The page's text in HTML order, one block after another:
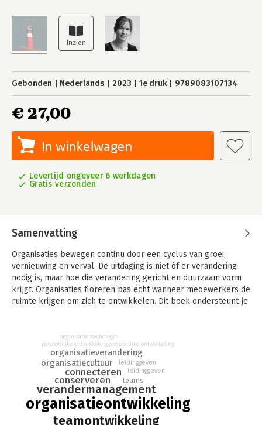
Gebonden Nederlands 2023 1e druk 9789083107134
€ 27,00
In winkelwagen
Levertijd ongeveer 6 werkdagen
Gratis verzonden
Samenvatting
Organisaties bewegen continu door een cyclus van groei,
vernieuwing en verval. De uitdaging is niet óf er verandering
nodig is, maar hoe die verandering gericht en duurzaam vorm
krijgt. Organisaties floreren pas echt wanneer medewerkers de
ruimte krijgen om zich te ontwikkelen. Dit boek ondersteunt je
De S-curve als leidraad
Ontwikkeling verloopt volgens een natuurlijk patroon, of het
nu gaat om individuen, teams of organisaties. De S-curve
beschrijft deze cyclus en helpt je inzicht te krijgen in waar je
nu staat en welke stappen nodig zijn om verder te groeien. De
curve bestaat uit vier fasen:
1 - Exploreren – Het ontdekken van nieuwe kansen en
organisatieontwikkeling
teamontwikkeling
verandermanagement
conserveren
connecteren
organisatiecultuur
organisatieverandering
teams
persoonlijke ontwikkeling
leidinggeven
organisatiepsychologie
persoonlijke ontwikkeling
leidinggeven